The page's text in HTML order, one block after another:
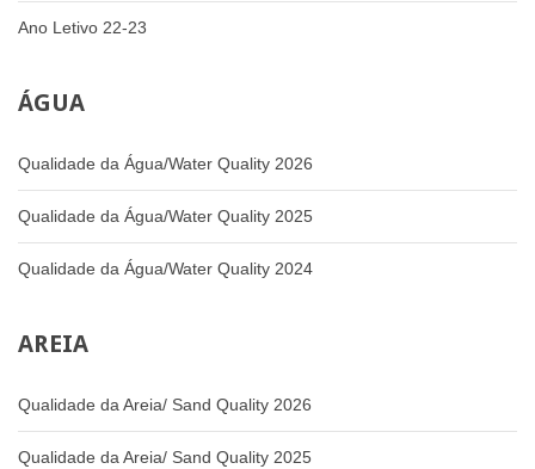
Ano Letivo 22-23
ÁGUA
Qualidade da Água/Water Quality 2026
Qualidade da Água/Water Quality 2025
Qualidade da Água/Water Quality 2024
AREIA
Qualidade da Areia/ Sand Quality 2026
Qualidade da Areia/ Sand Quality 2025